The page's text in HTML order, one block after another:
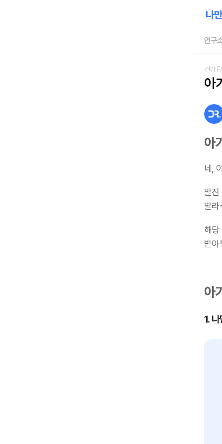
연구
건강
아
아
네,
발
발라
해당
받아
아
1.